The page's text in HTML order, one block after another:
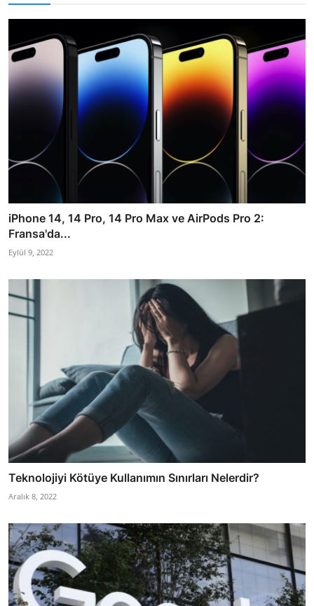
iPhone 14, 14 Pro, 14 Pro Max ve AirPods Pro 2:
Fransa'da...
Eylül 9, 2022
Teknolojiyi Kötüye Kullanımın Sınırları Nelerdir?
Aralık 8, 2022